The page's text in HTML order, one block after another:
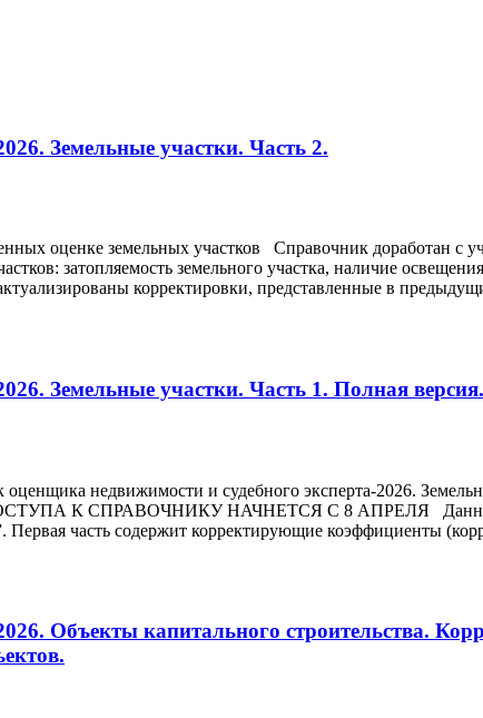
Земельные участки. Часть 2.
оценке земельных участков Справочник доработан с
затопляемость земельного участка, наличие
корректировки, представленные в
Земельные участки. Часть 1. Полная версия.
оценщика недвижимости и судебного эксперта-
СПРАВОЧНИКУ НАЧНЕТСЯ С 8 АПРЕЛЯ Данный
Первая часть содержит корректирующие коэффициенты
Объекты капитального строительства.